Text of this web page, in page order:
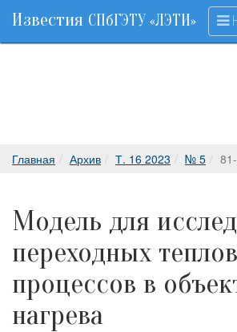
Известия СПбГЭТУ «ЛЭТИ»
Главная Архив Т. 16 2023 № 5
Модель для
переходных
процессов в
нагрева